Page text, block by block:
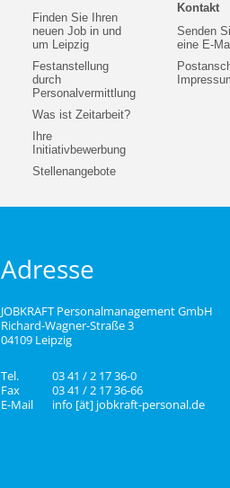
Finden Sie Ihren
neuen Job in und
um Leipzig
Festanstellung
durch
Personalvermittlung
Was ist Zeitarbeit?
Ihre
Initiativbewerbung
Stellenangebote
Kontakt
Senden
eine E-
Adresse
JOBKRAFT Personalmanagement GmbH
Richard-Wagner-Straße 3
04109 Leipzig
Tel.
03 41 / 2 17 36-0
Fax
03 41 / 2 17 36-66
E-Mail
info [ät] jobkraft-personal.de